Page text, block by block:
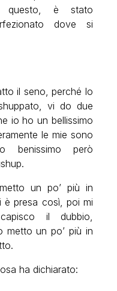
è stato
dove si
il seno, perché lo
vi do due
io ho un bellissimo
le mie sono
benissimo però
un po’ più in
è presa così, poi mi
il dubbio,
metto un po’ più in
ha dichiarato: